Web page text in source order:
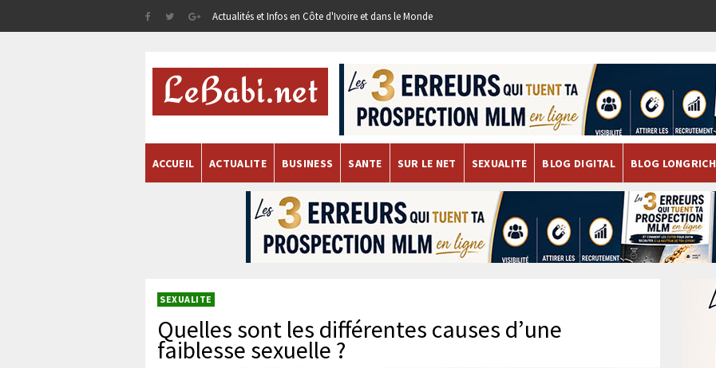
Actualités et Infos en Côte d'Ivoire et dans le Monde
ACCUEIL ACTUALITE BUSINESS SANTE SUR LE NET SEXUALITE BLOG DIGITAL BLOG LONGRICH
SEXUALITE
Quelles sont les différentes causes d’une
faiblesse sexuelle ?